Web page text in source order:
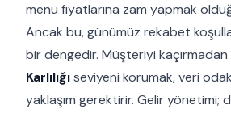
menü fiyatlarına zam yapmak
Ancak bu, günümüz rekabet
bir dengedir. Müşteriyi kaçırmadan
Karlılığıseviyeni korumak, veri
yaklaşım gerektirir. Gelir yönetimi;